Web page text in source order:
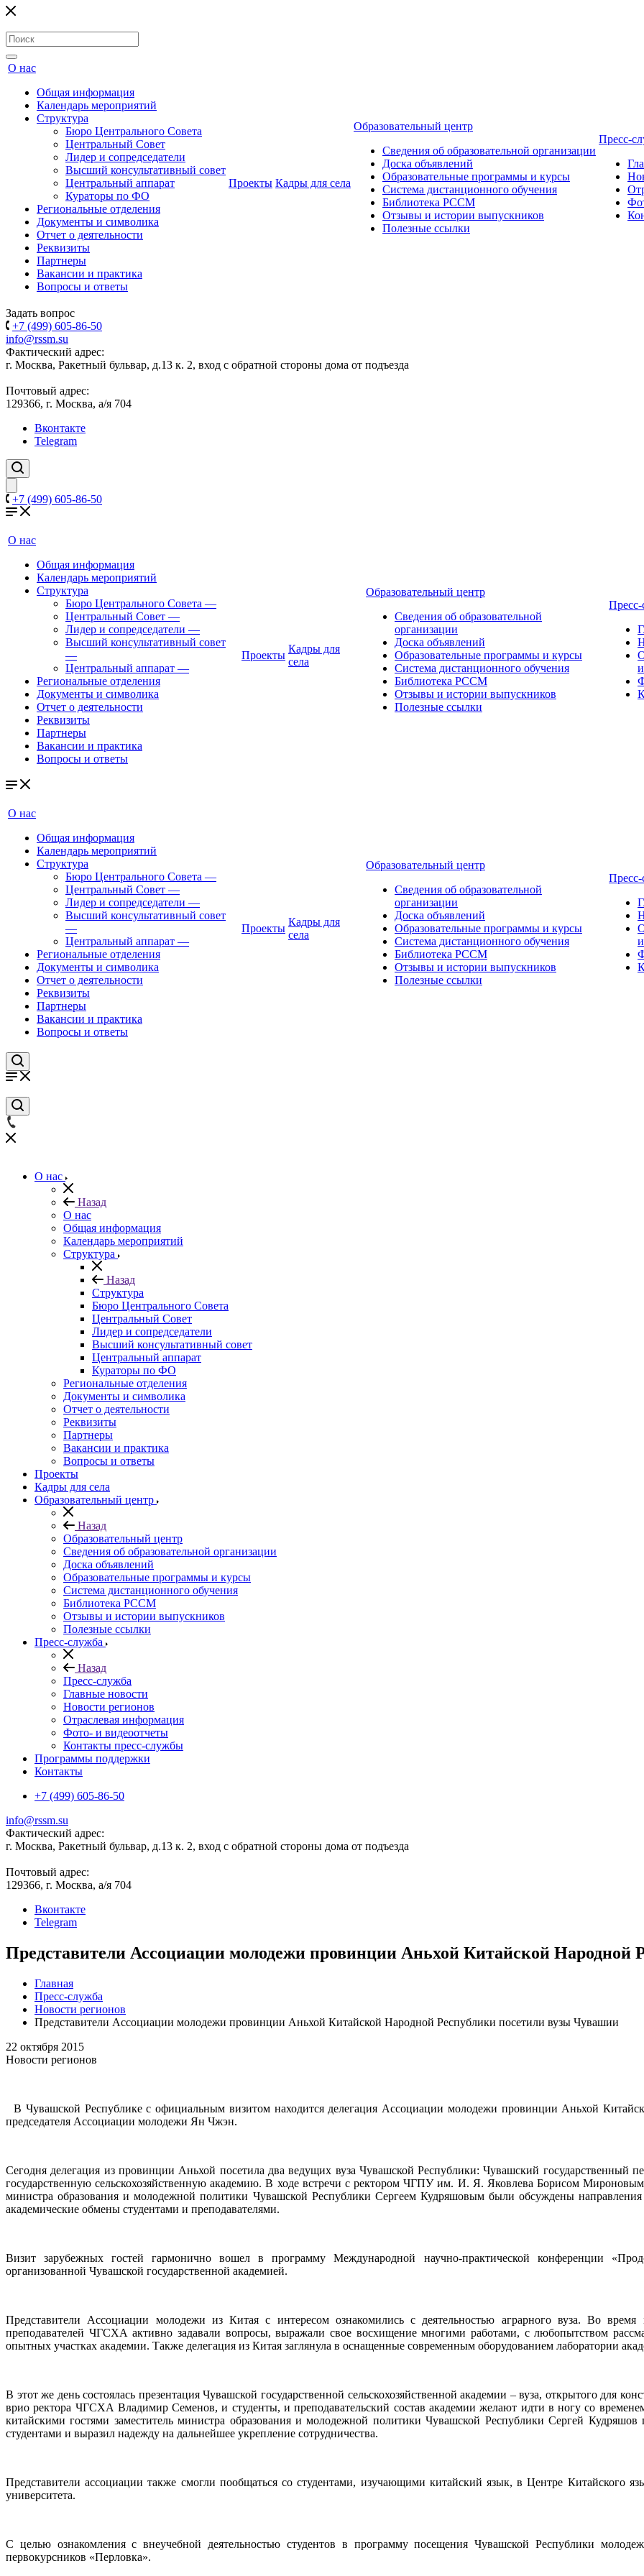
О нас
Общая информация
Календарь мероприятий
Структура
Бюро Центрального Совета
Центральный Совет
Лидер и сопредседатели
Высший консультативный совет
Центральный аппарат
Кураторы по ФО
Региональные отделения
Документы и символика
Отчет о деятельности
Реквизиты
Партнеры
Вакансии и практика
Вопросы и ответы
Проекты Кадры для села
Образовательный центр
Сведения об образовательной организации
Доска объявлений
Образовательные программы и курсы
Система дистанционного обучения
Библиотека РССМ
Отзывы и истории выпускников
Полезные ссылки
Пресс-
Задать вопрос
+7 (499) 605-86-50
info@rssm.su
Фактический адрес:
г. Москва, Ракетный бульвар, д.13 к. 2, вход с обратной стороны дома от подъезда
Почтовый адрес:
129366, г. Москва, а/я 704
Вконтакте
Telegram
+7 (499) 605-86-50
О нас
Общая информация
Календарь мероприятий
Структура
Бюро Центрального Совета —
Центральный Совет —
Лидер и сопредседатели —
Высший консультативный совет
—
Центральный аппарат —
Региональные отделения
Документы и символика
Отчет о деятельности
Реквизиты
Партнеры
Вакансии и практика
Вопросы и ответы
Проекты
Кадры для
села
Образовательный центр
Сведения об образовательной
организации
Доска объявлений
Образовательные программы и курсы
Система дистанционного обучения
Библиотека РССМ
Отзывы и истории выпускников
Полезные ссылки
Пресс-
О нас
Общая информация
Календарь мероприятий
Структура
Бюро Центрального Совета —
Центральный Совет —
Лидер и сопредседатели —
Высший консультативный совет
—
Центральный аппарат —
Региональные отделения
Документы и символика
Отчет о деятельности
Реквизиты
Партнеры
Вакансии и практика
Вопросы и ответы
Проекты
Кадры для
села
Образовательный центр
Сведения об образовательной
организации
Доска объявлений
Образовательные программы и курсы
Система дистанционного обучения
Библиотека РССМ
Отзывы и истории выпускников
Полезные ссылки
Пресс-
О нас
Назад
О нас
Общая информация
Календарь мероприятий
Структура
Назад
Структура
Бюро Центрального Совета
Центральный Совет
Лидер и сопредседатели
Высший консультативный совет
Центральный аппарат
Кураторы по ФО
Региональные отделения
Документы и символика
Отчет о деятельности
Реквизиты
Партнеры
Вакансии и практика
Вопросы и ответы
Проекты
Кадры для села
Образовательный центр
Назад
Образовательный центр
Сведения об образовательной организации
Доска объявлений
Образовательные программы и курсы
Система дистанционного обучения
Библиотека РССМ
Отзывы и истории выпускников
Полезные ссылки
Пресс-служба
Назад
Пресс-служба
Главные новости
Новости регионов
Отраслевая информация
Фото- и видеоотчеты
Контакты пресс-службы
Программы поддержки
Контакты
+7 (499) 605-86-50
info@rssm.su
Фактический адрес:
г. Москва, Ракетный бульвар, д.13 к. 2, вход с обратной стороны дома от подъезда
Почтовый адрес:
129366, г. Москва, а/я 704
Вконтакте
Telegram
Представители Ассоциации молодежи провинции Аньхой Китайской Народной
Главная
Пресс-служба
Новости регионов
Представители Ассоциации молодежи провинции Аньхой Китайской Народной Республики посетили вузы Чувашии
22 октября 2015
Новости регионов
В Чувашской Республике с официальным визитом находится делегация Ассоциации молодежи провинции Аньхой
председателя Ассоциации молодежи Ян Чжэн.
Сегодня делегация из провинции Аньхой посетила два ведущих вуза Чувашской Республики: Чувашский государственный
государственную сельскохозяйственную академию. В ходе встречи с ректором ЧГПУ им. И. Я. Яковлева Борисом
министра образования и молодежной политики Чувашской Республики Сергеем Кудряшовым были обсуждены направления
академические обмены студентами и преподавателями.
Визит зарубежных гостей гармонично вошел в программу Международной научно-практической конференции
организованной Чувашской государственной академией.
Представители Ассоциации молодежи из Китая с интересом ознакомились с деятельностью аграрного вуза. Во
преподавателей ЧГСХА активно задавали вопросы, выражали свое восхищение многими работами, с любопытством
опытных участках академии. Также делегация из Китая заглянула в оснащенные современным оборудованием лаборатории
В этот же день состоялась презентация Чувашской государственной сельскохозяйственной академии – вуза, открытого для
врио ректора ЧГСХА Владимир Семенов, и студенты, и преподавательский состав академии желают идти в ногу со
китайскими гостями заместитель министра образования и молодежной политики Чувашской Республики Сергей Кудряшов
студентами и выразил надежду на дальнейшее укрепление сотрудничества.
Представители ассоциации также смогли пообщаться со студентами, изучающими китайский язык, в Центре Китайского
университета.
С целью ознакомления с внеучебной деятельностью студентов в программу посещения Чувашской Республики
первокурсников «Перловка».